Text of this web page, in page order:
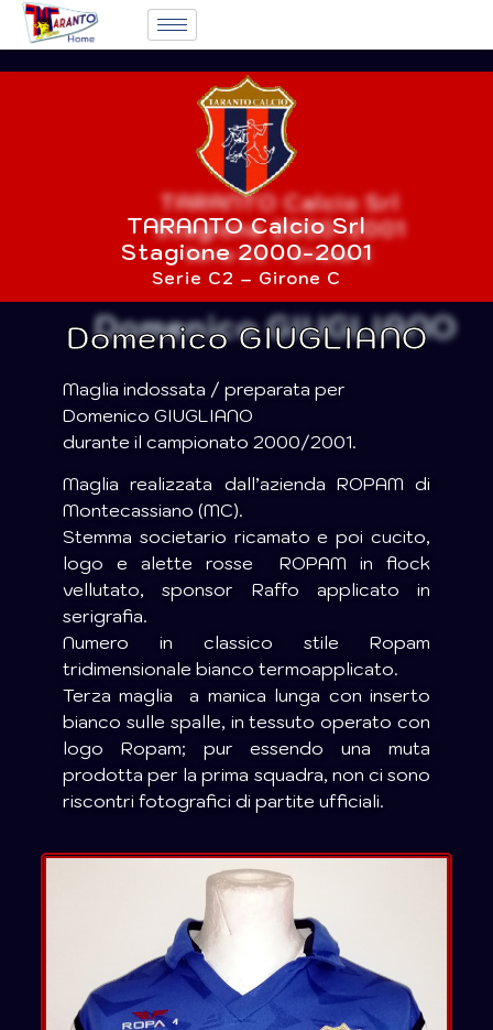
TARANTO Calcio Srl
Stagione 2000-2001
Serie C2 – Girone C
Domenico GIUGLIANO
Maglia indossata / preparata per
Domenico GIUGLIANO
durante il campionato 2000/2001.
Maglia realizzata dall’azienda ROPAM di
Montecassiano (MC).
Stemma societario ricamato e poi cucito,
logo e alette rosse ROPAM in flock
vellutato, sponsor Raffo applicato in
serigrafia.
Numero in classico stile Ropam
tridimensionale bianco termoapplicato.
Terza maglia a manica lunga con inserto
bianco sulle spalle, in tessuto operato con
logo Ropam; pur essendo una muta
prodotta per la prima squadra, non ci sono
riscontri fotografici di partite ufficiali.